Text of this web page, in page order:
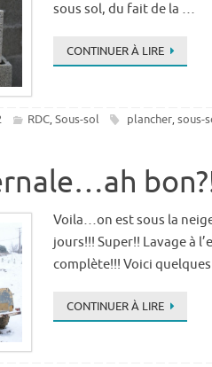
sous sol, du fait de la …
CONTINUER À LIRE
RDC, Sous-sol plancher, sous-
Voila…on est sous la
jours!!! Super!! Lavage à
complète!!! Voici
CONTINUER À LIRE